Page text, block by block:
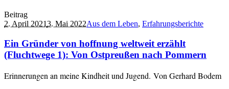
Beitrag
2. April 20213. Mai 2022Aus dem Leben, Erfahrungsberichte
Ein Gründer von hoffnung weltweit erzählt
(Fluchtwege 1): Von Ostpreußen nach Pommern
Erinnerungen an meine Kindheit und Jugend. Von Gerhard Bodem